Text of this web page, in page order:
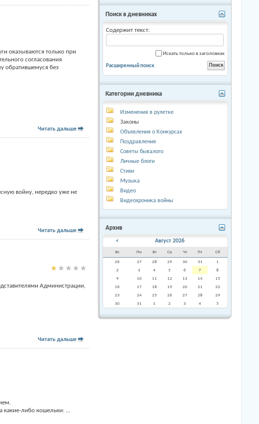
оказываются только при
согласования
обратившемуся без
Читать дальше
войну, нередко уже не
Читать дальше
Администрации,
Читать дальше
какие-либо кошельки: ...
Поиск в дневниках
Содержит текст:
Искать только в заголовках
Расширенный поиск
Категории дневника
Изменения в рулетке
Законы
Объявления о Конкурсах
Поздравления
Советы бывалого
Личные блоги
Стихи
Музыка
Видео
Видеохроника войны
Архив
< Август 2026
Вс Пн Вт Ср Чт Пт Сб
26 27 28 29 30 31
1
2
3 4 5 6 7
8
9
10 11 12 13 14
15
16
17 18 19 20 21
22
23
24 25 26 27 28
29
30
31 1 2 3 4 5